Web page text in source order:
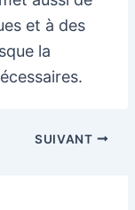
et à des
la
SUIVANT